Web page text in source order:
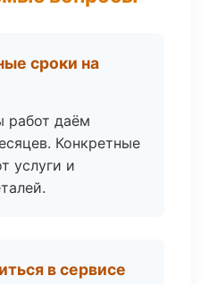
сроки на
работ даём
Конкретные
услуги и
в сервисе